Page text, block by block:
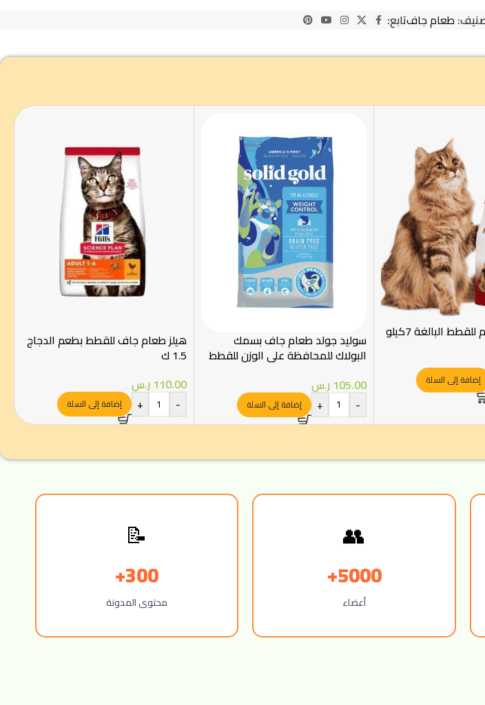
طعام جافتابع:
إضافة إلى السلة
سوليد جولد طعام جاف بسمك
البولاك للمحافظة على الوزن للقطط
105.00 ر.س
-
+ إضافة إلى السلة
هيلز طعام جاف للقطط بطعم الدجاج
1.5 ك
110.00 ر.س
-
+ إضافة إلى السلة
👥
5000+
أعضاء
📝
300+
محتوى المدونة